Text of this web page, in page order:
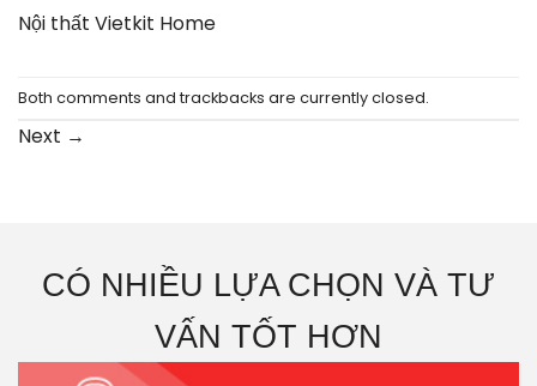
Nội thất Vietkit Home
Both comments and trackbacks are currently closed.
Next →
CÓ NHIỀU LỰA CHỌN VÀ TƯ
VẤN TỐT HƠN